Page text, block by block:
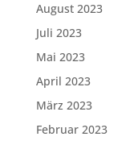
August 2023
Juli 2023
Mai 2023
April 2023
März 2023
Februar 2023